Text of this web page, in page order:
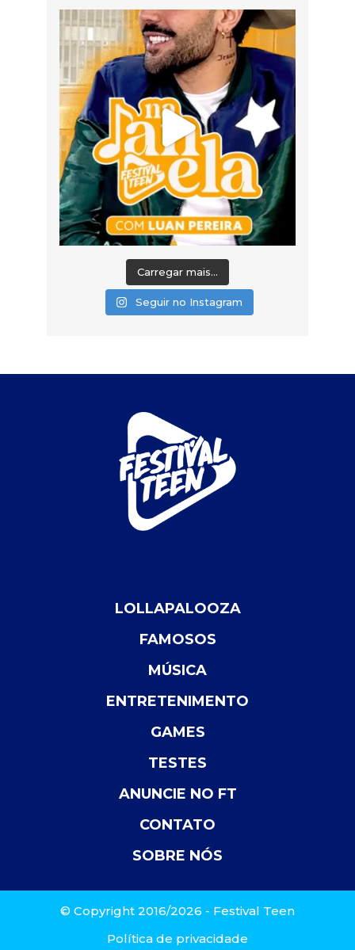
Carregar mais...
Seguir no Instagram
LOLLAPALOOZA
FAMOSOS
MÚSICA
ENTRETENIMENTO
GAMES
TESTES
ANUNCIE NO FT
CONTATO
SOBRE NÓS
© Copyright 2016/2026 - Festival Teen
Política de privacidade